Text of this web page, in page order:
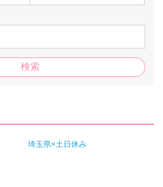
埼玉県×土日休み